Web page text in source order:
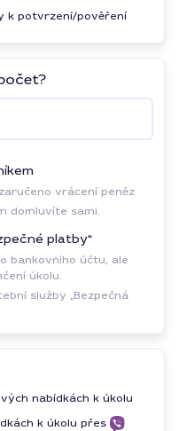
k potvrzení/pověření
vrácení peněz
domluvíte sami.
platby“
bankovního účtu, ale
úkolu.
služby „Bezpečná
nabídkách k úkolu
k úkolu přes